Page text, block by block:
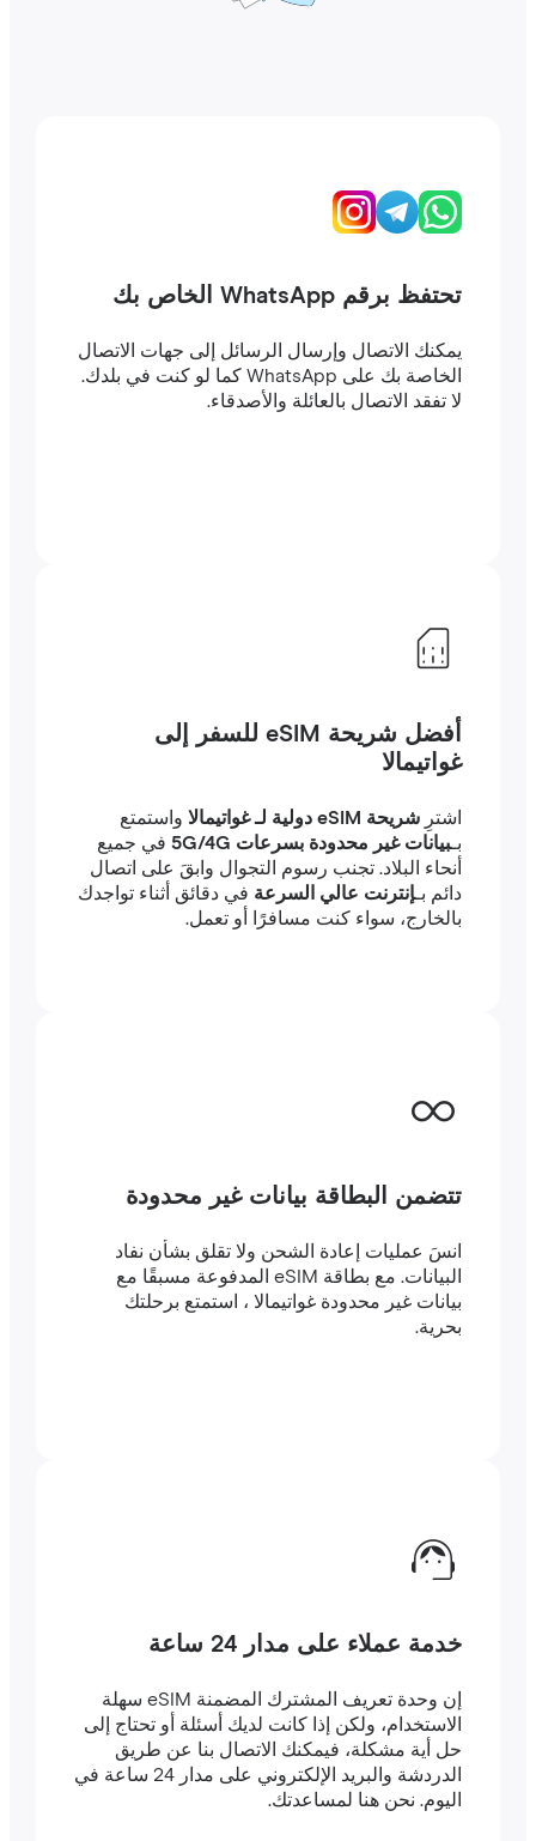
تحتفظ برقم WhatsApp الخاص بك
يمكنك الاتصال وإرسال الرسائل إلى جهات الاتصال
الخاصة بك على WhatsApp كما لو كنت في بلدك.
لا تفقد الاتصال بالعائلة والأصدقاء.
أفضل شريحة eSIM للسفر إلى
غواتيمالا
شريحة eSIM دولية لـ غواتيمالا
واستمتع
بيانات غير محدودة بسرعات 5G/4G
في جميع
أنحاء البلاد. تجنب رسوم التجوال وابقَ على اتصال
إنترنت عالي السرعةفي دقائق أثناء تواجدك
بالخارج، سواء كنت مسافرًا أو تعمل.
تتضمن البطاقة بيانات غير محدودة
انسَ عمليات إعادة الشحن ولا تقلق بشأن نفاد
البيانات. مع بطاقة eSIM المدفوعة مسبقًا مع
بيانات غير محدودة غواتيمالا ، استمتع برحلتك
خدمة عملاء على مدار 24 ساعة
إن وحدة تعريف المشترك المضمنة eSIM سهلة
الاستخدام، ولكن إذا كانت لديك أسئلة أو تحتاج إلى
حل أية مشكلة، فيمكنك الاتصال بنا عن طريق
الدردشة والبريد الإلكتروني على مدار 24 ساعة في
اليوم. نحن هنا لمساعدتك.